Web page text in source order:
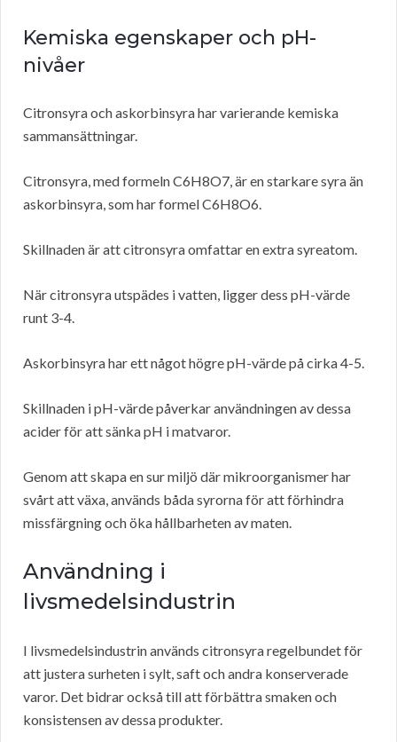
Kemiska egenskaper och pH-
nivåer
Citronsyra och askorbinsyra har varierande kemiska
sammansättningar.
Citronsyra, med formeln C6H8O7, är en starkare syra än
askorbinsyra, som har formel C6H8O6.
Skillnaden är att citronsyra omfattar en extra syreatom.
När citronsyra utspädes i vatten, ligger dess pH-värde
runt 3-4.
Askorbinsyra har ett något högre pH-värde på cirka 4-5.
Skillnaden i pH-värde påverkar användningen av dessa
acider för att sänka pH i matvaror.
Genom att skapa en sur miljö där mikroorganismer har
svårt att växa, används båda syrorna för att förhindra
missfärgning och öka hållbarheten av maten.
Användning i
livsmedelsindustrin
I livsmedelsindustrin används citronsyra regelbundet för
att justera surheten i sylt, saft och andra konserverade
varor. Det bidrar också till att förbättra smaken och
konsistensen av dessa produkter.